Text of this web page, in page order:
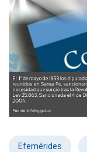
Efemérides